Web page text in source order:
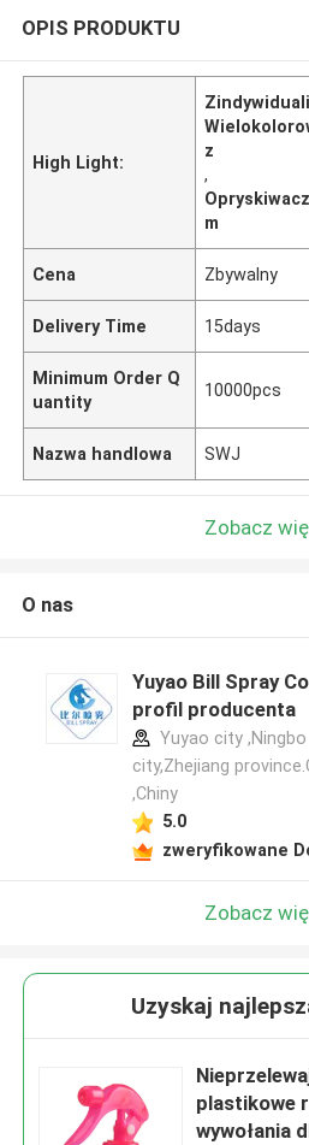
OPIS PRODUKTU
High Light:
z
,
m
Cena Zbywalny
Delivery Time 15days
Minimum Order Q
uantity
10000pcs
Nazwa handlowa SWJ
Zobacz
O nas
Yuyao Bill Spray
profil producenta
Yuyao city ,Ningbo
city,Zhejiang
,Chiny
5.0
zweryfikowane
Zobacz
Uzyskaj
plastikowe
wywołania